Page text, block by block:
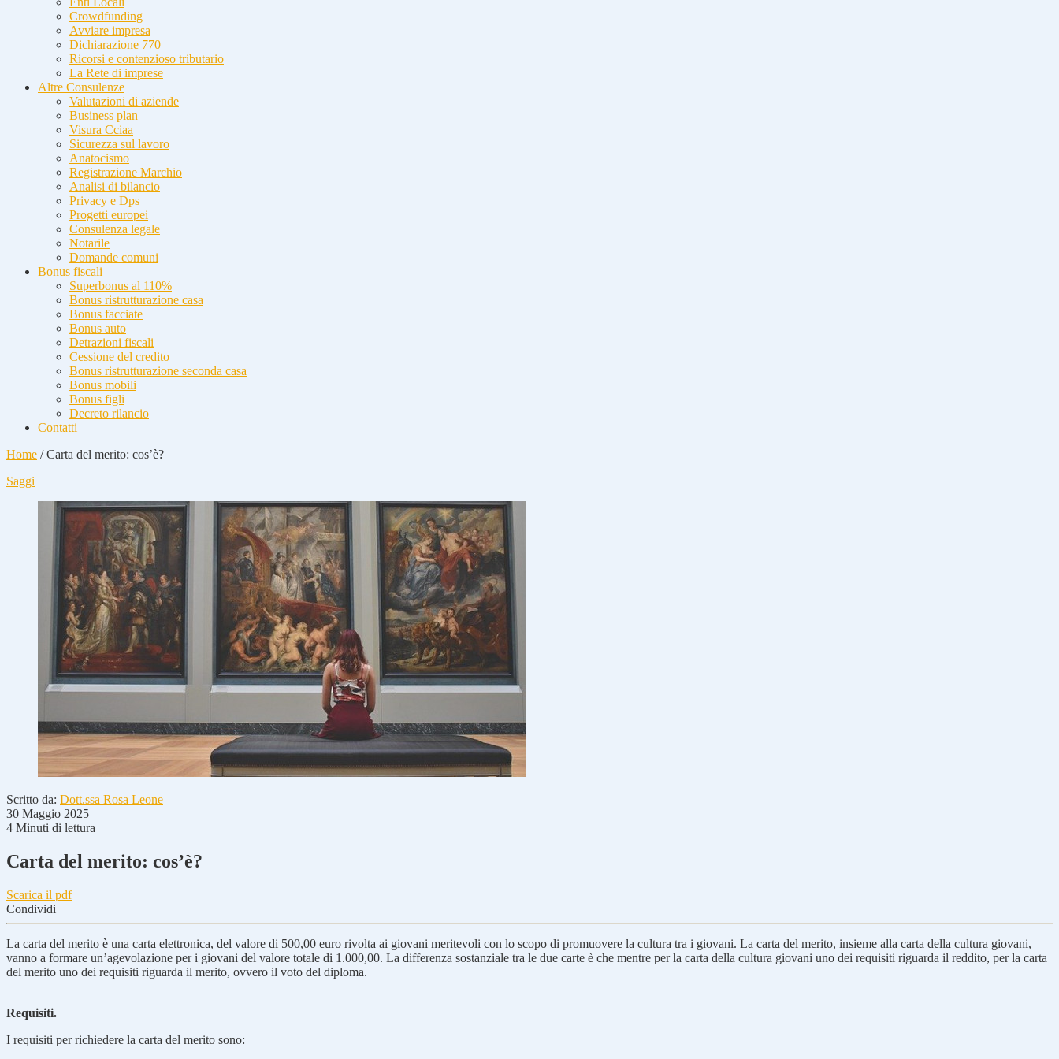
Crowdfunding
Avviare impresa
Dichiarazione 770
Ricorsi e contenzioso tributario
La Rete di imprese
Altre Consulenze
Valutazioni di aziende
Business plan
Visura Cciaa
Sicurezza sul lavoro
Anatocismo
Registrazione Marchio
Analisi di bilancio
Privacy e Dps
Progetti europei
Consulenza legale
Notarile
Domande comuni
Bonus fiscali
Superbonus al 110%
Bonus ristrutturazione casa
Bonus facciate
Bonus auto
Detrazioni fiscali
Cessione del credito
Bonus ristrutturazione seconda casa
Bonus mobili
Bonus figli
Decreto rilancio
Contatti
Home /Carta del merito: cos’è?
Saggi
Scritto da: Dott.ssa Rosa Leone
30 Maggio 2025
4 Minuti di lettura
Carta del merito: cos’è?
Scarica il pdf
Condividi
La carta del merito è una carta elettronica, del valore di 500,00 euro rivolta ai giovani meritevoli con lo scopo di promuovere la cultura tra i giovani. La carta del merito, insieme alla carta della cultura giovani,
vanno a formare un’agevolazione per i giovani del valore totale di 1.000,00. La differenza sostanziale tra le due carte è che mentre per la carta della cultura giovani uno dei requisiti riguarda il reddito, per la carta
del merito uno dei requisiti riguarda il merito, ovvero il voto del diploma.
Requisiti.
I requisiti per richiedere la carta del merito sono: